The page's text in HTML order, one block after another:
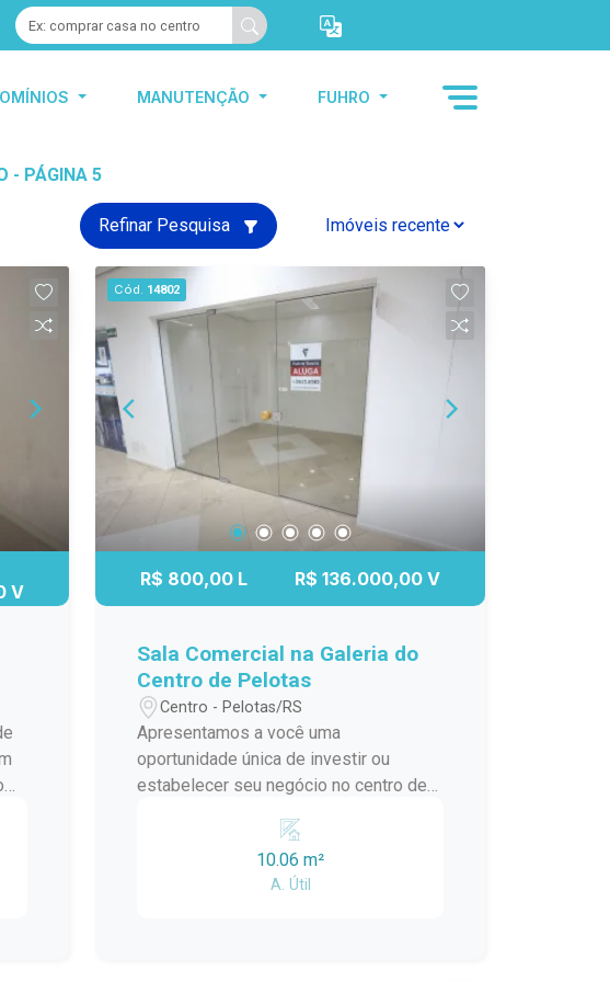
MANUTENÇÃO FUHRO
- PÁGINA 5
Refinar Pesquisa
V
o
Cód. 14802
R$ 800,00 L R$ 136.000,00 V
Sala Comercial na Galeria do
Centro de Pelotas
Centro - Pelotas/RS
Apresentamos a você uma
oportunidade única de investir ou
estabelecer seu negócio no centro de
localizada em uma galeria
movimentada, oferecendo visibilidade,
conveniência e acesso a um fluxo
10.06 m²
A. Útil